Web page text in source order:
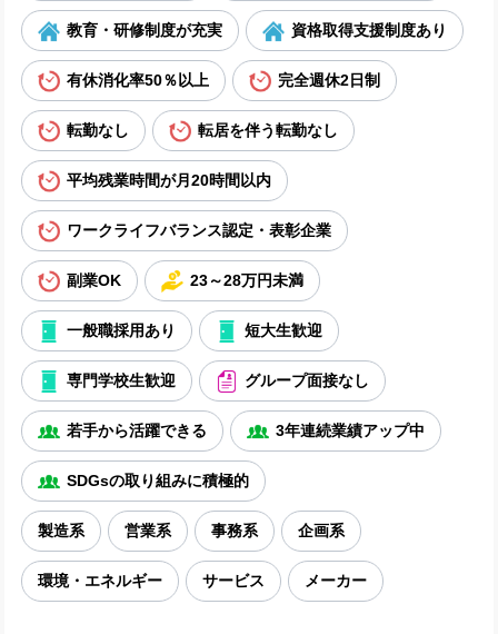
教育・研修制度が充実 資格取得支援制度あり
有休消化率50％以上 完全週休2日制
転勤なし 転居を伴う転勤なし
平均残業時間が月20時間以内
ワークライフバランス認定・表彰企業
副業OK 23～28万円未満
一般職採用あり 短大生歓迎
専門学校生歓迎 グループ面接なし
若手から活躍できる 3年連続業績アップ中
SDGsの取り組みに積極的
製造系 営業系 事務系 企画系
環境・エネルギー サービス メーカー